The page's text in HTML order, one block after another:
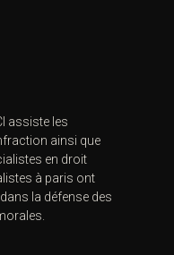
assiste les
ainsi que
en droit
à paris ont
la défense des